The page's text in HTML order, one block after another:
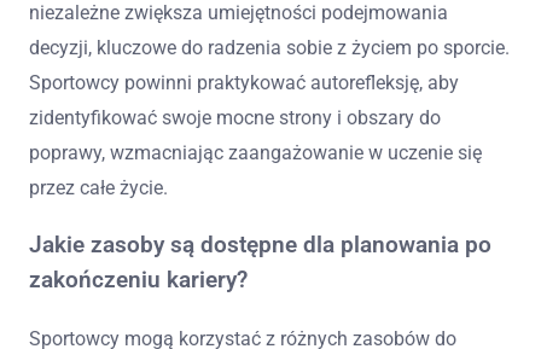
niezależne zwiększa umiejętności podejmowania
decyzji, kluczowe do radzenia sobie z życiem po sporcie.
Sportowcy powinni praktykować autorefleksję, aby
zidentyfikować swoje mocne strony i obszary do
poprawy, wzmacniając zaangażowanie w uczenie się
przez całe życie.
Jakie zasoby są dostępne dla planowania po
zakończeniu kariery?
Sportowcy mogą korzystać z różnych zasobów do